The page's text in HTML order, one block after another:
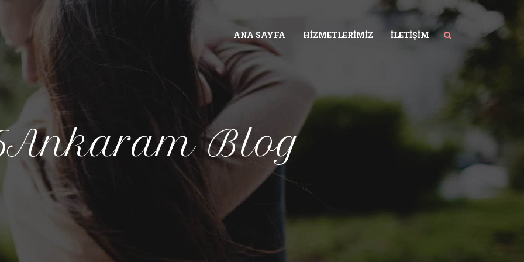
ANA SAYFA HIZMETLERIMIZ İLETIŞIM
Blog